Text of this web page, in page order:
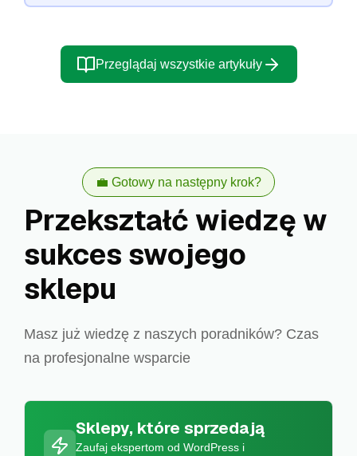
Przeglądaj wszystkie artykuły
💼 Gotowy na następny krok?
Przekształć wiedzę w
sukces swojego
sklepu
Masz już wiedzę z naszych poradników? Czas
na profesjonalne wsparcie
Sklepy, które sprzedają
Zaufaj ekspertom od WordPress i